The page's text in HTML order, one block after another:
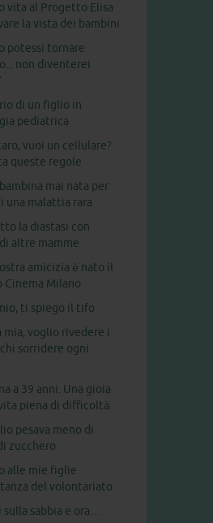
vita al Progetto Elisa
la vista dei bambini
potessi tornare
non diventerei
di un figlio in
pediatrica
vuoi un cellulare?
queste regole
mai nata per
una malattia rara
la diastasi con
di altre mamme
amicizia è nato il
Cinema Milano
ti spiego il tifo
mia, voglio rivedere i
sorridere ogni
a 39 anni. Una gioia
piena di difficoltà
pesava meno di
zucchero
alle mie figlie
del volontariato
sulla sabbia e ora…